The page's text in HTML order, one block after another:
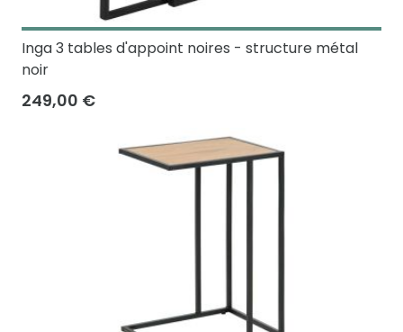
Inga 3 tables d'appoint noires - structure métal
noir
249,00 €